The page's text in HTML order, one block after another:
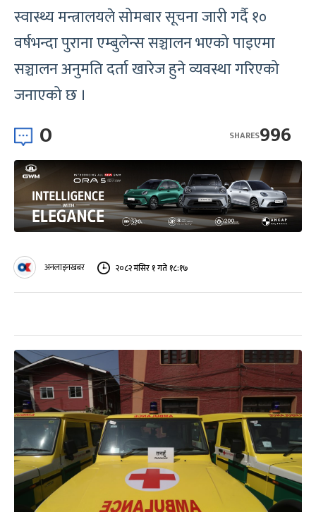
स्वास्थ्य मन्त्रालयले सोमबार सूचना जारी गर्दै १०
वर्षभन्दा पुराना एम्बुलेन्स सञ्चालन भएको पाइएमा
सञ्चालन अनुमति दर्ता खारेज हुने व्यवस्था गरिएको
जनाएको छ ।
0 996
SHARES
अनलाइनखबर २०८२ मंसिर १ गते १८:१७